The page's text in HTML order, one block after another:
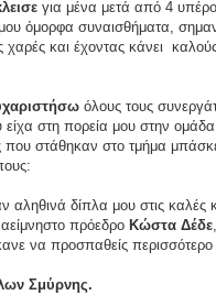
για μένα μετά από 4
όμορφα συναισθήματα,
χαρές και έχοντας κάνει
όλους τους
είχα στη πορεία μου στην
στάθηκαν στο τμήμα
αληθινά δίπλα μου στις καλές
πρόεδρο Κώστα Δέδε
να προσπαθείς περισσότερο
Σμύρνης.